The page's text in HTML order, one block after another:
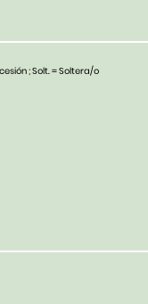
; Solt. = Soltera/o